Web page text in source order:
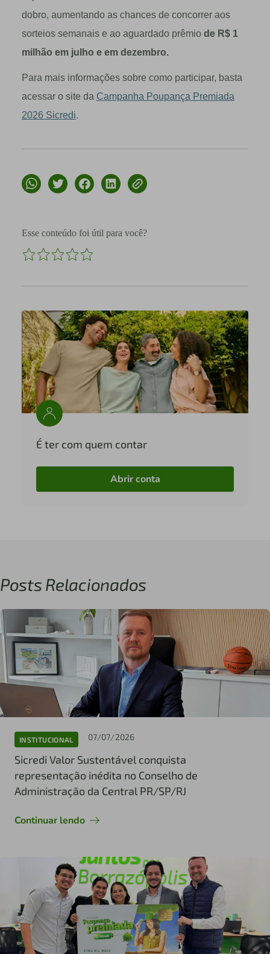
dobro, aumentando as chances de concorrer aos
sorteios semanais e ao aguardado prêmio de R$ 1
milhão em julho e em dezembro.
Para mais informações sobre como participar, basta
acessar o site da Campanha Poupança Premiada
2026 Sicredi.
Esse conteúdo foi útil para você?
É ter com quem contar
Abrir conta
Posts Relacionados
INSTITUCIONAL 07/07/2026
Sicredi Valor Sustentável conquista
representação inédita no Conselho de
Administração da Central PR/SP/RJ
Continuar lendo